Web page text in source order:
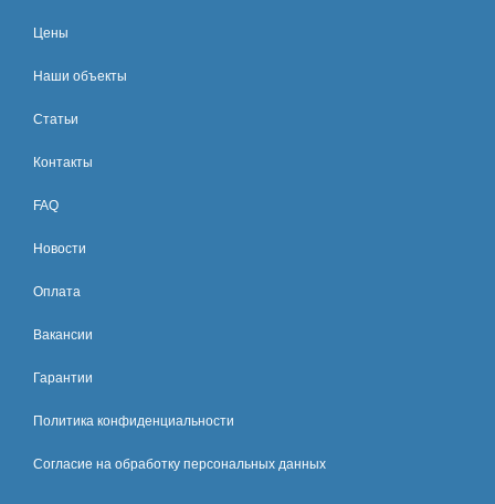
Цены
Наши объекты
Статьи
Контакты
FAQ
Новости
Оплата
Вакансии
Гарантии
Политика конфиденциальности
Согласие на обработку персональных данных